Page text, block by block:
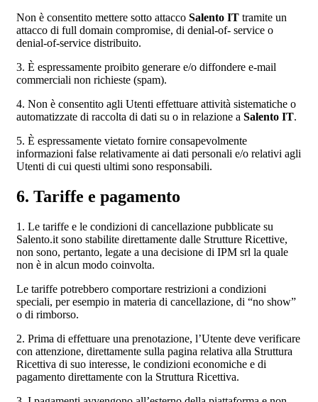
Non è consentito mettere sotto attacco Salento IT tramite un
attacco di full domain compromise, di denial-of- service o
denial-of-service distribuito.
3. È espressamente proibito generare e/o diffondere e-mail
commerciali non richieste (spam).
4. Non è consentito agli Utenti effettuare attività sistematiche o
automatizzate di raccolta di dati su o in relazione a Salento IT.
5. È espressamente vietato fornire consapevolmente
informazioni false relativamente ai dati personali e/o relativi agli
Utenti di cui questi ultimi sono responsabili.
6. Tariffe e pagamento
1. Le tariffe e le condizioni di cancellazione pubblicate su
Salento.it sono stabilite direttamente dalle Strutture Ricettive,
non sono, pertanto, legate a una decisione di IPM srl la quale
non è in alcun modo coinvolta.
Le tariffe potrebbero comportare restrizioni a condizioni
speciali, per esempio in materia di cancellazione, di “no show”
o di rimborso.
2. Prima di effettuare una prenotazione, l’Utente deve verificare
con attenzione, direttamente sulla pagina relativa alla Struttura
Ricettiva di suo interesse, le condizioni economiche e di
pagamento direttamente con la Struttura Ricettiva.